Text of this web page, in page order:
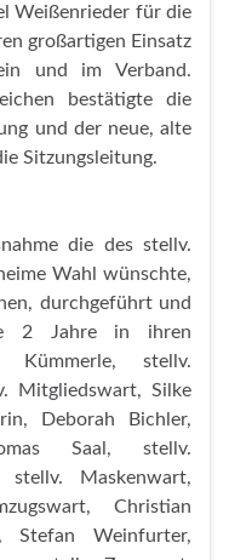
Weißenrieder für die
großartigen Einsatz
und im Verband.
bestätigte die
und der neue, alte
Sitzungsleitung.
die des stellv.
Wahl wünschte,
durchgeführt und
2 Jahre in ihren
Kümmerle, stellv.
Mitgliedswart, Silke
Deborah Bichler,
Saal, stellv.
stellv. Maskenwart,
Christian
Stefan Weinfurter,